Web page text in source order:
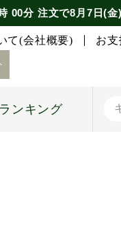
00分注文で8月7日(金
て(会社概要) お
ンキング